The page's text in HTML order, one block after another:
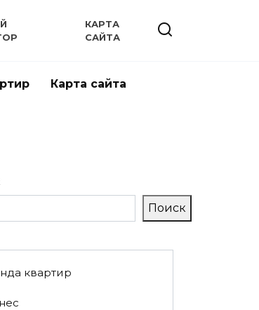
КАРТА
САЙТА
Карта сайта
Поиск
квартир